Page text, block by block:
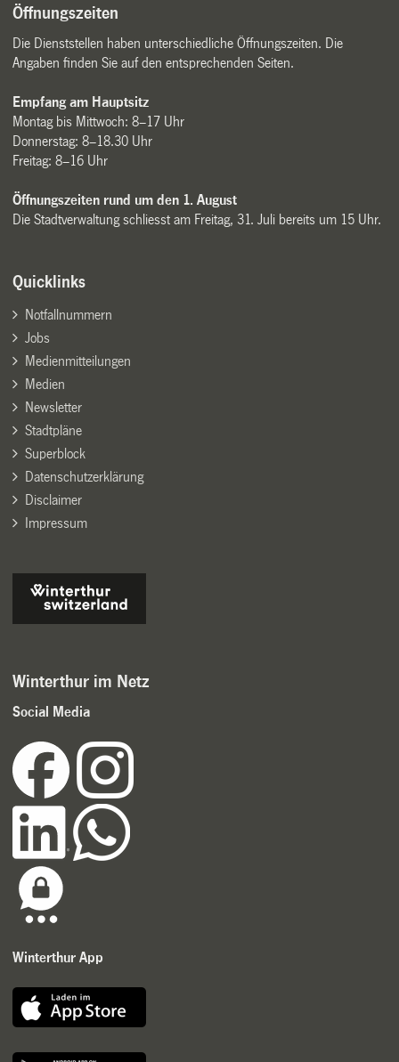
Öffnungszeiten
Die Dienststellen haben unterschiedliche Öffnungszeiten. Die
Angaben finden Sie auf den entsprechenden Seiten.
Empfang am Hauptsitz
Montag bis Mittwoch: 8–17 Uhr
Donnerstag: 8–18.30 Uhr
Freitag: 8–16 Uhr
Öffnungszeiten rund um den 1. August
Die Stadtverwaltung schliesst am Freitag, 31. Juli bereits um 15 Uhr.
Quicklinks
Notfallnummern
Jobs
Medienmitteilungen
Medien
Newsletter
Stadtpläne
Superblock
Datenschutzerklärung
Disclaimer
Impressum
Winterthur im Netz
Social Media
Winterthur App